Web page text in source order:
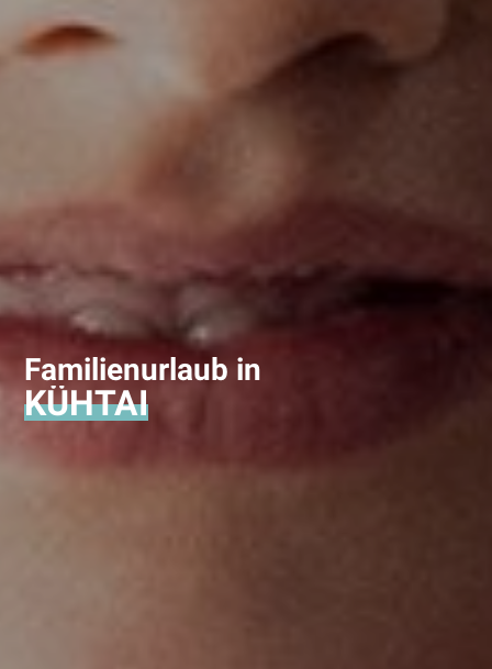
Familienurlaub in
KÜHTAI